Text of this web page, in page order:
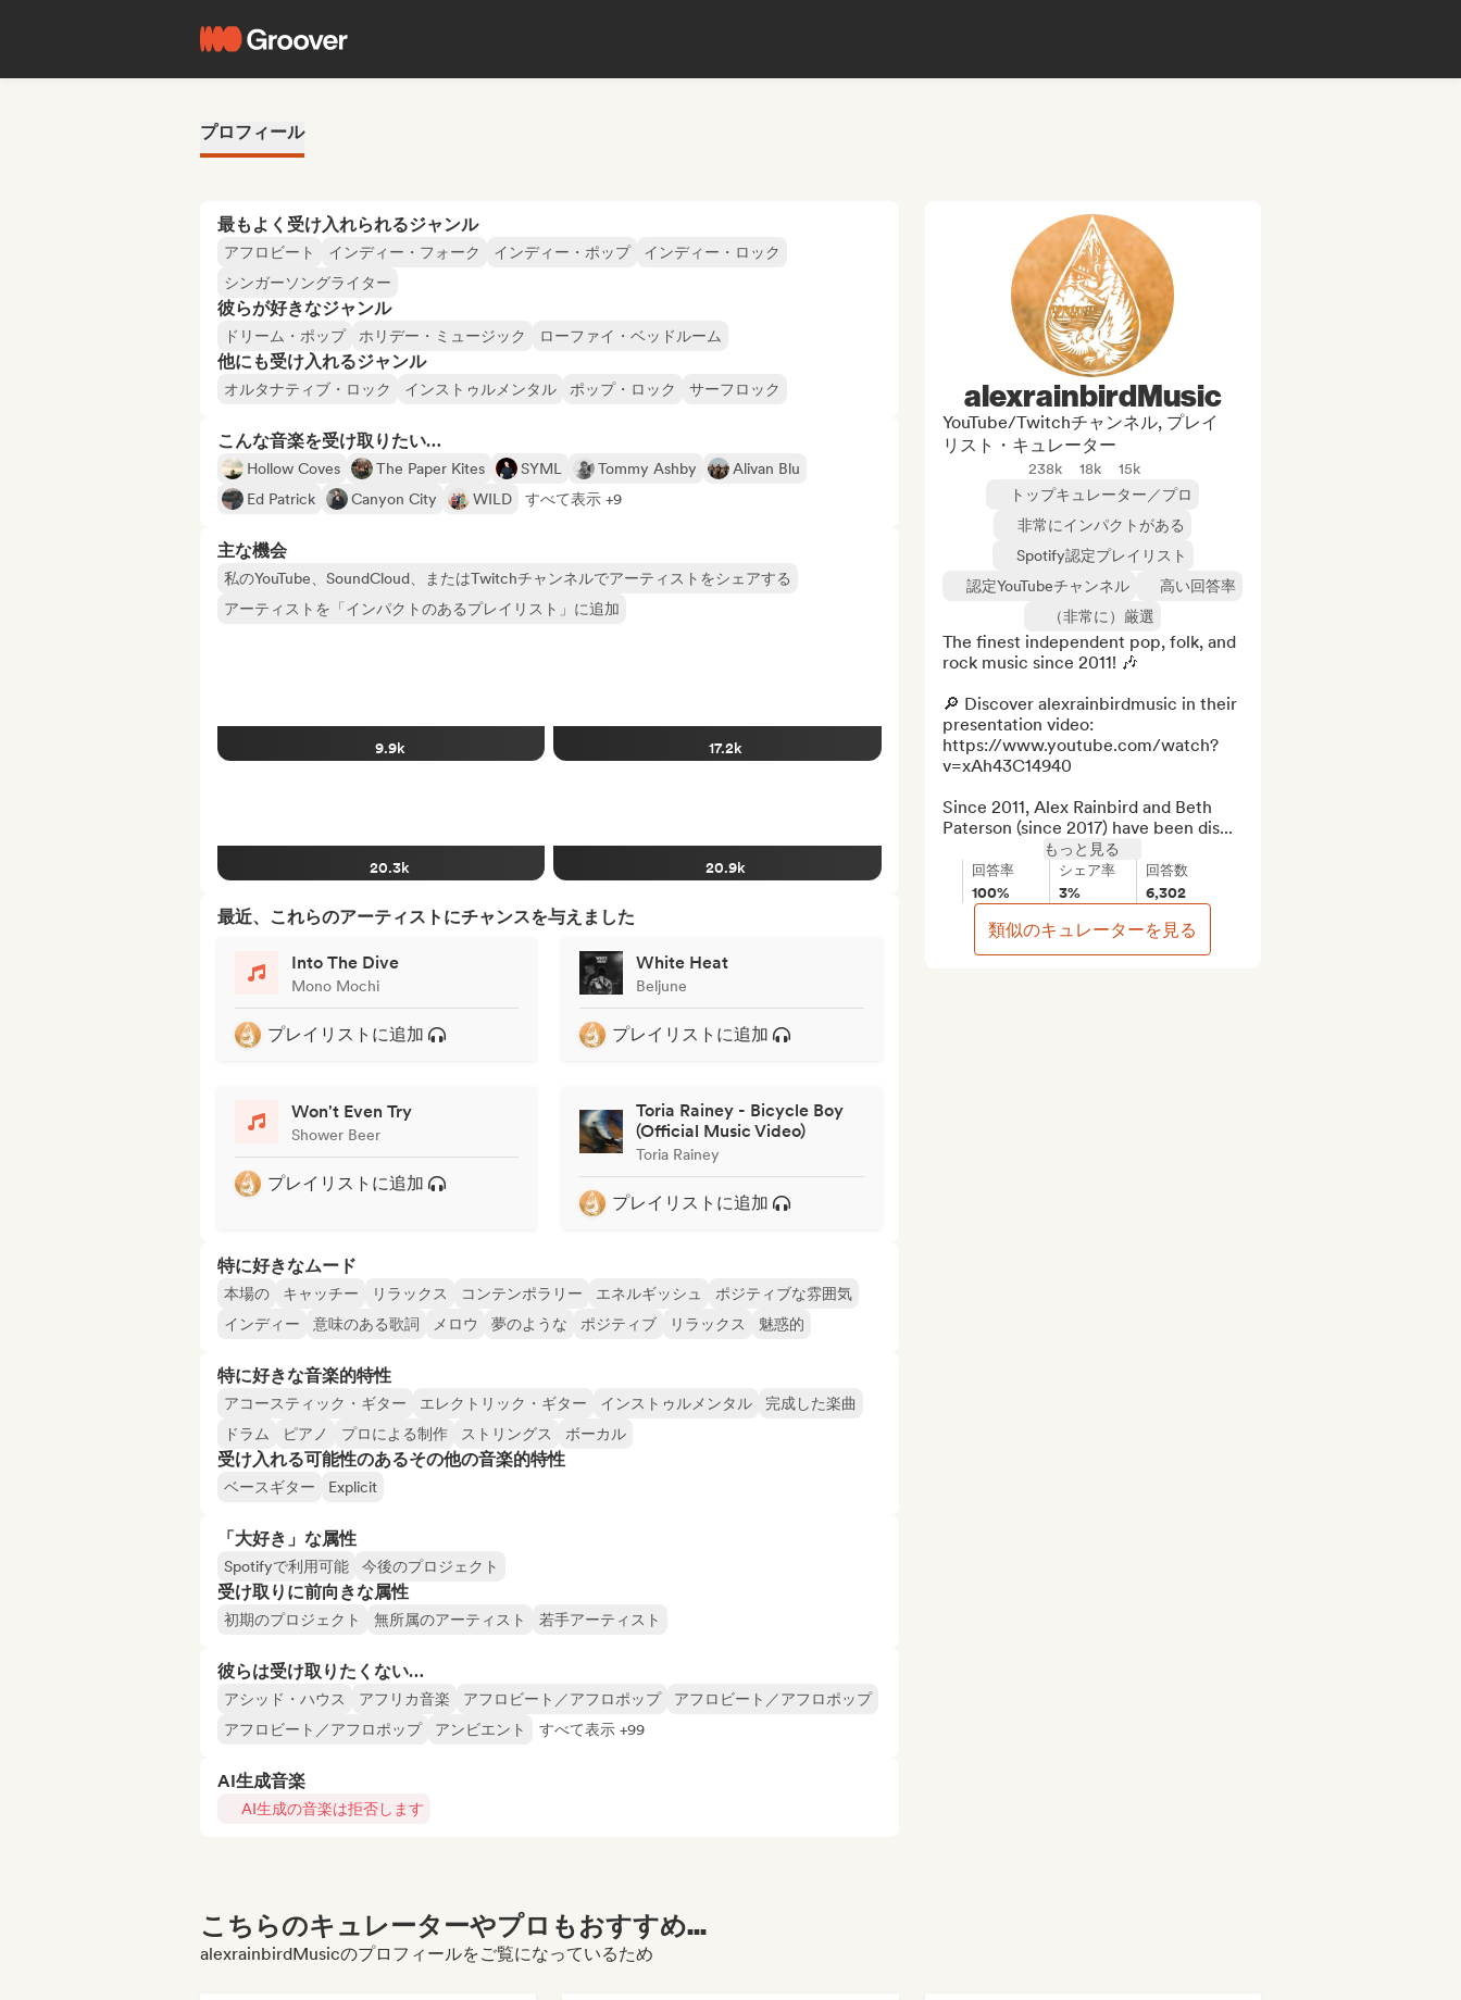
プロフィール
最もよく受け入れられるジャンル
アフロビート インディー・フォーク インディー・ポップ
インディー・ロック
シンガーソングライター
彼らが好きなジャンル
ドリーム・ポップ ホリデー・ミュージック ローファイ・ベッドルーム
他にも受け入れるジャンル
オルタナティブ・ロック インストゥルメンタル ポップ・ロック サーフロック
こんな音楽を受け取りたい…
Hollow Coves The Paper Kites SYML Tommy Ashby
Alivan Blu
Ed Patrick
Canyon City WILD すべて表示 +9
主な機会
私のYouTube、SoundCloud、またはTwitchチャンネルでアーティストをシェアする
アーティストを「インパクトのあるプレイリスト」に追加
9.9k 17.2k
20.3k 20.9k
最近、これらのアーティストにチャンスを与えました
Into The Dive
Mono Mochi
プレイリストに追加
White Heat
Beljune
プレイリストに追加
Won't Even Try
Shower Beer
プレイリストに追加
Toria Rainey - Bicycle Boy
(Official Music Video)
Toria Rainey
プレイリストに追加
特に好きなムード
本場の キャッチー リラックス コンテンポラリー エネルギッシュ
ポジティブな雰囲気
インディー
意味のある歌詞 メロウ 夢のような ポジティブ リラックス 魅惑的
特に好きな音楽的特性
アコースティック・ギター エレクトリック・ギター インストゥルメンタル
完成した楽曲
ドラム
ピアノ プロによる制作 ストリングス ボーカル
受け入れる可能性のあるその他の音楽的特性
ベースギター Explicit
「大好き」な属性
Spotifyで利用可能 今後のプロジェクト
受け取りに前向きな属性
初期のプロジェクト 無所属のアーティスト 若手アーティスト
彼らは受け取りたくない…
アシッド・ハウス アフリカ音楽 アフロビート／アフロポップ
アフロビート／アフロポップ
アフロビート／アフロポップ
アンビエント すべて表示 +99
AI生成音楽
AI生成の音楽は拒否します
alexrainbirdMusic
YouTube/Twitchチャンネル, プレイ
リスト・キュレーター
238k 18k
15k
トップキュレーター／プロ
非常にインパクトがある
Spotify認定プレイリスト
認定YouTubeチャンネル
高い回答率
（非常に）厳選
The finest independent pop, folk, and
rock music since 2011! 🎶
🔎 Discover alexrainbirdmusic in their
presentation video:
https://www.youtube.com/watch?
v=xAh43C14940
Since 2011, Alex Rainbird and Beth
Paterson (since 2017) have been dis...
もっと見る
回答率
100%
シェア率
3%
回答数
6,302
類似のキュレーターを見る
こちらのキュレーターやプロもおすすめ...
alexrainbirdMusicのプロフィールをご覧になっているため